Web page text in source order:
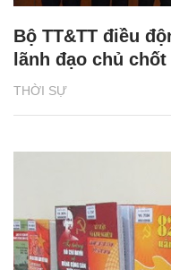
THỜI SỰ
Bộ TT&TT điều
lãnh đạo chủ chốt